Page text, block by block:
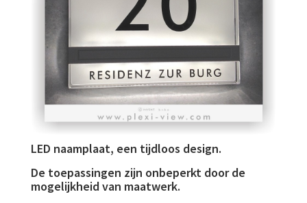
LED naamplaat, een tijdloos design.
De toepassingen zijn onbeperkt door de
mogelijkheid van maatwerk.